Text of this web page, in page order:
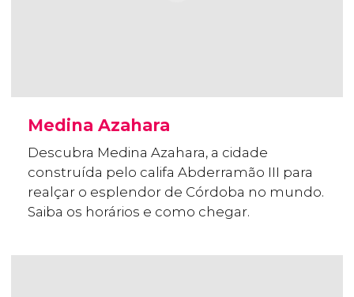
Medina Azahara
Descubra Medina Azahara, a cidade
construída pelo califa Abderramão III para
realçar o esplendor de Córdoba no mundo.
Saiba os horários e como chegar.